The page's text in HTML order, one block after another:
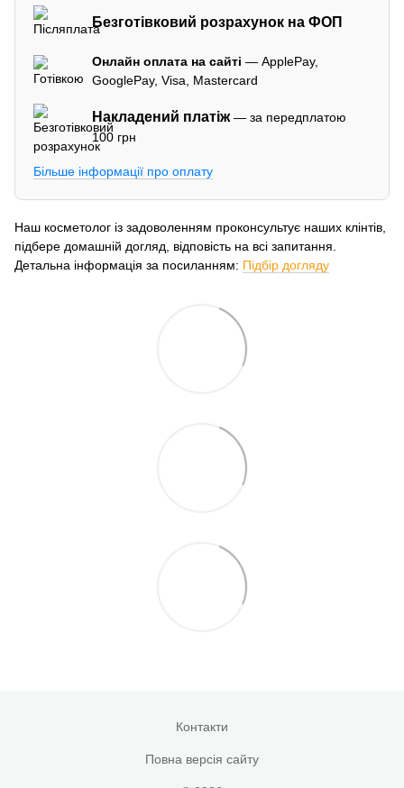
Безготівковий розрахунок на ФОП
Онлайн оплата на сайті — ApplePay,
GooglePay, Visa, Mastercard
Накладений платіж— за передплатою
100 грн
Більше інформації про оплату
Наш косметолог із задоволенням проконсультує наших клінтів,
підбере домашній догляд, відповість на всі запитання.
Детальна інформація за посиланням: Підбір догляду
Контакти
Повна версія сайту